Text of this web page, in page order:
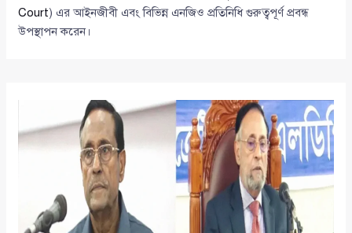
Court) এর আইনজীবী এবং বিভিন্ন এনজিও প্রতিনিধি গুরুত্বপূর্ণ প্রবন্ধ
উপস্থাপন করেন।